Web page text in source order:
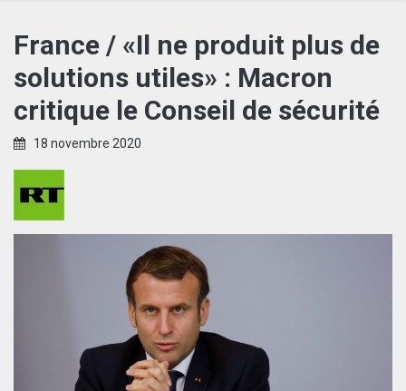
France / «Il ne produit plus de
solutions utiles» : Macron
critique le Conseil de sécurité
18 novembre 2020